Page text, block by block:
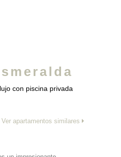
con piscina privada
Ver apartamentos similares